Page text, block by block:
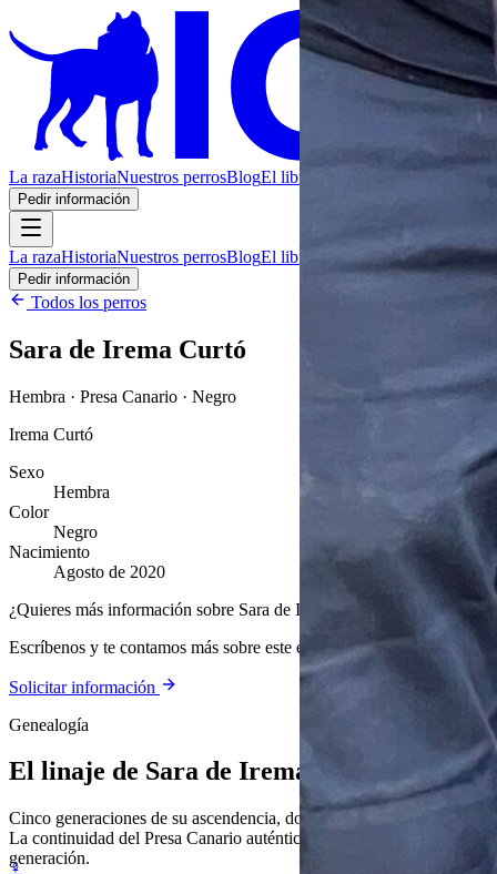
La razaHistoriaNuestros perrosBlogEl libro
Pedir información
La razaHistoriaNuestros perrosBlogEl libro Contacto
Pedir información
Todos los perros
Sara de Irema Curtó
Hembra · Presa Canario · Negro
Irema Curtó
Sexo
Hembra
Color
Negro
Nacimiento
Agosto de 2020
¿Quieres más información sobre Sara de Irema Curtó?
Escríbenos y te contamos más sobre este ejemplar y nuestra cría.
Solicitar información
Genealogía
El linaje de Sara de Irema Curtó
Cinco generaciones de su ascendencia, documentada y verificable.
La continuidad del Presa Canario auténtico, generación tras
generación.
♀